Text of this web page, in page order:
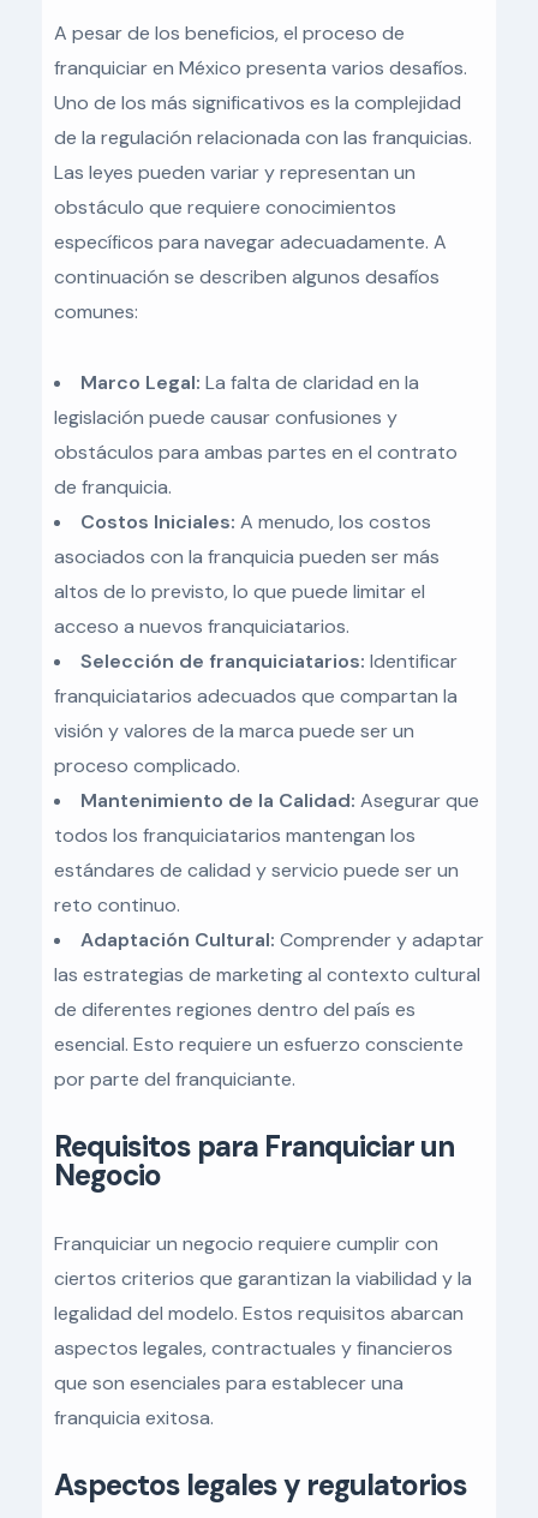
A pesar de los beneficios, el proceso de
franquiciar en México presenta varios desafíos.
Uno de los más significativos es la complejidad
de la regulación relacionada con las franquicias.
Las leyes pueden variar y representan un
obstáculo que requiere conocimientos
específicos para navegar adecuadamente. A
continuación se describen algunos desafíos
comunes:
Marco Legal: La falta de claridad en la
legislación puede causar confusiones y
obstáculos para ambas partes en el contrato
de franquicia.
Costos Iniciales: A menudo, los costos
asociados con la franquicia pueden ser más
altos de lo previsto, lo que puede limitar el
acceso a nuevos franquiciatarios.
Selección de franquiciatarios: Identificar
franquiciatarios adecuados que compartan la
visión y valores de la marca puede ser un
proceso complicado.
Mantenimiento de la Calidad: Asegurar que
todos los franquiciatarios mantengan los
estándares de calidad y servicio puede ser un
reto continuo.
Adaptación Cultural: Comprender y adaptar
las estrategias de marketing al contexto cultural
de diferentes regiones dentro del país es
esencial. Esto requiere un esfuerzo consciente
por parte del franquiciante.
Requisitos para Franquiciar un
Negocio
Franquiciar un negocio requiere cumplir con
ciertos criterios que garantizan la viabilidad y la
legalidad del modelo. Estos requisitos abarcan
aspectos legales, contractuales y financieros
que son esenciales para establecer una
franquicia exitosa.
Aspectos legales y regulatorios